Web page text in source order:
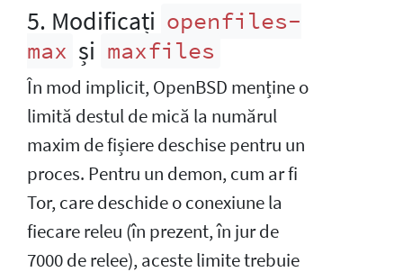
5. Modificați openfiles-
max și maxfiles
În mod implicit, OpenBSD menține o
limită destul de mică la numărul
maxim de fișiere deschise pentru un
proces. Pentru un demon, cum ar fi
Tor, care deschide o conexiune la
fiecare releu (în prezent, în jur de
7000 de relee), aceste limite trebuie